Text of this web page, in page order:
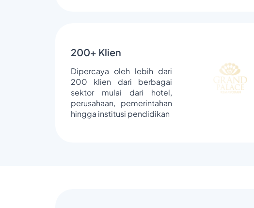
200+ Klien
Dipercaya oleh lebih dari
200 klien dari berbagai
sektor mulai dari hotel,
perusahaan, pemerintahan
hingga institusi pendidikan